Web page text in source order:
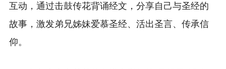
互动，通过击鼓传花背诵经文，分享自己与圣经的
故事，激发弟兄姊妹爱慕圣经、活出圣言、传承信
仰。